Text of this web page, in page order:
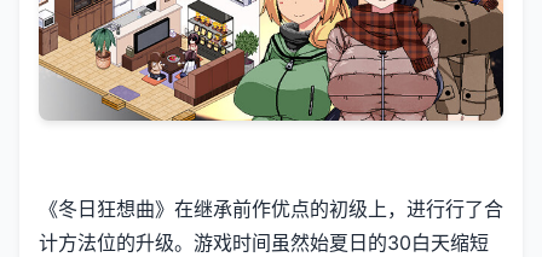
《冬日狂想曲》在继承前作优点的初级上，进行行了合
计方法位的升级。游戏时间虽然始夏日的30白天缩短